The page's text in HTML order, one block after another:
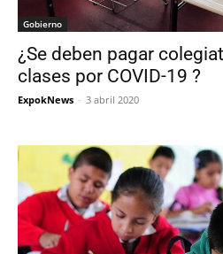
Gobierno
¿Se deben pagar
clases por COVID-19 ?
ExpokNews - 3 abril 2020